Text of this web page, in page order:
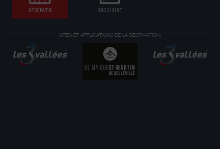
RÉSERVER BROCHURE
SITES ET APPLICATIONS DE LA DESTINATION: